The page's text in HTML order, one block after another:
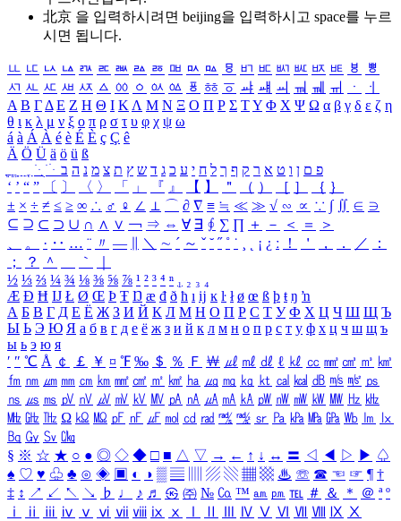
北京 을 입력하시려면 beijing을 입력하시고 space를 누르
시면 됩니다.
ㅥ ㅦ ㅧ ㅨ ㅩ ㅪ ㅫ ㅬ ㅭ ㅮ ㅯ ㅰ ㅱ ㅲ ㅳ ㅴ ㅵ ㅶ ㅷ ㅸ
ㅹ
ㅺ ㅻ ㅼ ㅽ ㅾ ㅿ ㆀ ㆁ ㆂ ㆃ ㆄ ㆅ ㆆ ㆇ ㆈ ㆉ ㆊ ㆋ ㆌ ㆍ
ㆎ
Α Β ΓΔ Ε Ζ Η Θ Ι ΚΛ Μ Ν Ξ Ο Π Ρ Σ ΤΥ Φ Χ Ψ Ω α β γ δ ε ζ η
θ ι κ λ μ ν ξ ο π ρ σ τ υ φ χ ψ ω
á à Á À é è É È ç Ç ê
Ä Ö Ü ä ö ü ß
ִֶֹ ֻּ ׁׂ פ ם ן ו ט א ר ק ף ך ל ח י ע כ ג ד ש ץ ת צ מ נ ה ב
‘ ’ “ ” 〔 〕 〈 〉 「 」 『 』 【 】 ＂ （ ） ［ ］ ｛ ｝
± × ÷ ≠ ≤ ≥ ∞ ∴ ♂ ♀ ∠ ⊥ ⌒ ∂ ∇ ≡ ≒ ≪ ≫ √ ∽ ∝ ∵ ∫ ∬ ∈ ∋
⊆ ⊇ ⊂ ⊃ ∪ ∩ ∧ ∨ ￢ ⇒ ⇔ ∀ ∃ ∮ ∑ ∏ ＋ － ＜ ＝
＞
、
。 · ‥ … ¨ 〃 ― ＼ ∼ ´ ～ ˇ ˘ ˝ ˚ ˙ ¸ ¡ ¿ ː ！ ＇ ， ． ／
：
；
？ ＾ ｀
½ ⅓ ⅔ ¼ ¾ ⅛ ⅜ ⅝ ⅞ ¹ ² ³ ⁴ ⁿ ₁ ₂ ₃ ₄
Æ Ð Ħ Ĳ Ł Ø Œ Þ Ŧ Ŋ æ đ ð ħ ı ĳ ĸ ŀ ł ø œ ß þ ŧ ŋ ŉ
А Б В Г Д Е Ё Ж З И Й К Л М Н О П Р С Т У Ф Х Ц Ч Ш Щ Ъ
Ы Ь Э Ю Я а б в г д е ё ж з и й к л м н о п р с т у ф х ц ч ш щ ъ
ы ь э ю я
′ ″ ℃ Å ￠ ￡ ￥ ¤ ℉ ‰ ＄ ％ Ｆ ￦ ㎕ ㎖ ㎗ ℓ ㎘ ㏄ ㎣ ㎤ ㎥ ㎦
㎙ ㎚ ㎛ ㎜ ㎝ ㎞ ㎟ ㎠ ㎡ ㎢ ㏊ ㎍ ㎎ ㎏ ㏏ ㎈ ㎉ ㏈ ㎧ ㎨ ㎰
㎱ ㎲ ㎳ ㎴ ㎵ ㎶ ㎷ ㎸ ㎹ ㎀ ㎁ ㎂ ㎃ ㎄ ㎺ ㎻ ㎽ ㎾ ㎿ ㎐ ㎑
㎒ ㎓ ㎔ Ω ㏀ ㏁ ㎊ ㎋ ㎌ ㏖ ㏅ ㎭ ㎮ ㎯ ㏛ ㎩ ㎪ ㎫ ㎬ ㏝ ㏐
㏓
㏃ ㏉ ㏜ ㏆
§ ※ ☆ ★ ○ ● ◎ ◇ ◆ □ ■ △ ▽ → ← ↑ ↓ ↔ 〓 ◁ ◀ ▷ ▶ ♤
♠ ♡ ♥ ♧ ♣ ⊙ ◈ ▣ ◐ ◑ ▒ ▤ ▨ ▧ ▦ ▩ ♨ ☏ ☎ ☜ ☞ ¶ †
‡ ↕ ↗ ↙ ↖ ↘ ♭ ♩ ♪ ♬ ㉿ ㈜ № ㏇ ™ ㏂ ㏘ ℡ ＃ ＆ ＊ ＠ ª º
ⅰ
ⅱ ⅲ ⅳ ⅴ ⅵ ⅶ ⅷ ⅸ ⅹ Ⅳ Ⅴ Ⅵ Ⅶ Ⅷ Ⅸ Ⅹ